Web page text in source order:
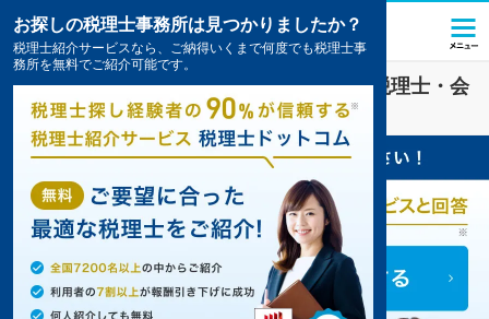
建設・建築業界に強い阿南市(徳島県)の税理士・会
計事務所の一覧2件掲載中
お探しの税理士事務所は見つかりましたか？
税理士紹介サービスなら、ご納得いくまで何度でも税理士事
務所を無料でご紹介可能です。